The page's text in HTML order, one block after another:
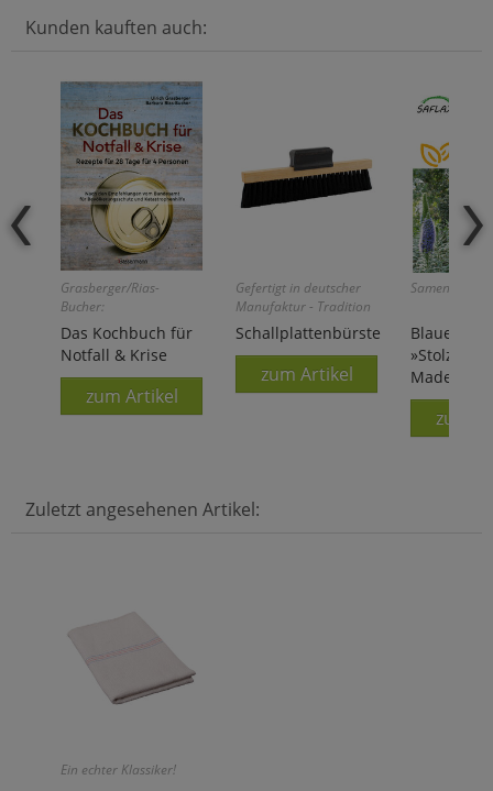
Kunden kauften auch:
Grasberger/Rias-
Bucher:
Das Kochbuch für
Notfall & Krise
zum Artikel
Gefertigt in deutscher
Manufaktur - Tradition
seit 1935!
Schallplattenbürste
zum Artikel
Samenrarität!
Blauer
»Stolz von
Madeira«
zum
Zuletzt angesehenen Artikel:
Ein echter Klassiker!